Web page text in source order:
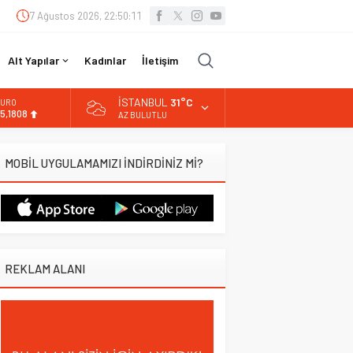
7 Ağustos 2026, 22:50:12
Alt Yapılar Kadınlar İletişim
13.779,39
DOLAR
İSTANBUL 31°C
AZ BULUTLU
MOBİL UYGULAMAMIZI İNDİRDİNİZ Mİ?
REKLAM ALANI